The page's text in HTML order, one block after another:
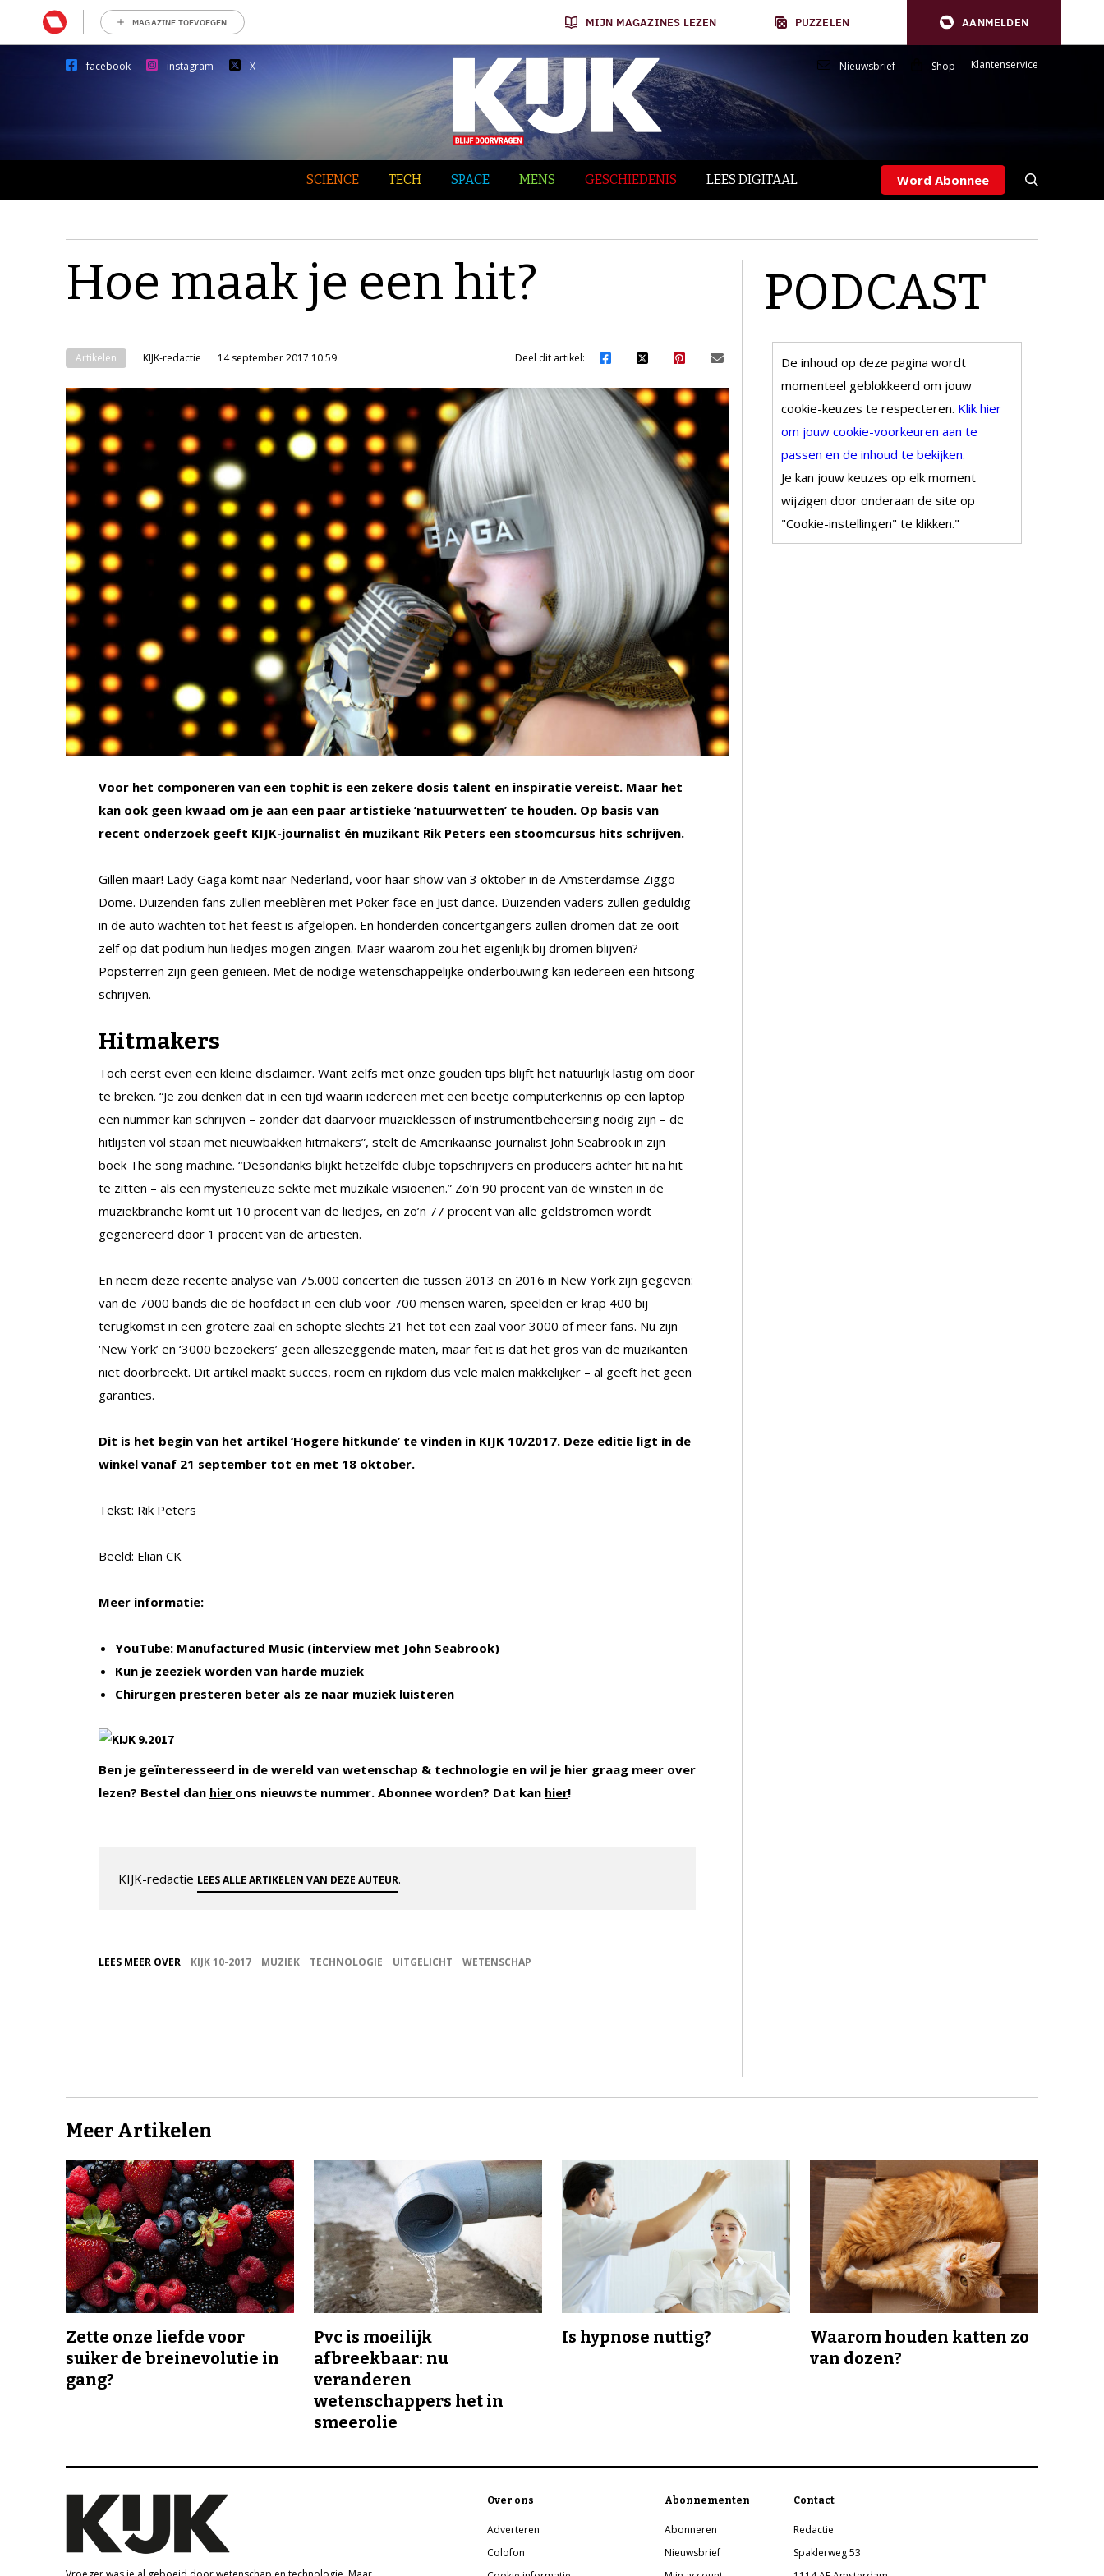
MAGAZINE TOEVOEGEN MIJN MAGAZINES LEZEN PUZZELEN AANMELDEN
facebook instagram X Nieuwsbrief Shop Klantenservice
SCIENCE TECH SPACE MENS GESCHIEDENIS LEES DIGITAAL Word Abonnee
Hoe maak je een hit?
Artikelen KIJK-redactie 14 september 2017 10:59 Deel dit artikel:
Voor het componeren van een tophit is een zekere dosis talent en inspiratie vereist. Maar het
kan ook geen kwaad om je aan een paar artistieke ‘natuurwetten’ te houden. Op basis van
recent onderzoek geeft KIJK-journalist én muzikant Rik Peters een stoomcursus hits schrijven.
Gillen maar! Lady Gaga komt naar Nederland, voor haar show van 3 oktober in de Amsterdamse Ziggo
Dome. Duizenden fans zullen meeblèren met Poker face en Just dance. Duizenden vaders zullen geduldig
in de auto wachten tot het feest is afgelopen. En honderden concertgangers zullen dromen dat ze ooit
zelf op dat podium hun liedjes mogen zingen. Maar waarom zou het eigenlijk bij dromen blijven?
Popsterren zijn geen genieën. Met de nodige wetenschappelijke onderbouwing kan iedereen een hitsong
schrijven.
Hitmakers
Toch eerst even een kleine disclaimer. Want zelfs met onze gouden tips blijft het natuurlijk lastig om door
te breken. “Je zou denken dat in een tijd waarin iedereen met een beetje computerkennis op een laptop
een nummer kan schrijven – zonder dat daarvoor muzieklessen of instrumentbeheersing nodig zijn – de
hitlijsten vol staan met nieuwbakken hitmakers”, stelt de Amerikaanse journalist John Seabrook in zijn
boek The song machine. “Desondanks blijkt hetzelfde clubje topschrijvers en producers achter hit na hit
te zitten – als een mysterieuze sekte met muzikale visioenen.” Zo’n 90 procent van de winsten in de
muziekbranche komt uit 10 procent van de liedjes, en zo’n 77 procent van alle geldstromen wordt
gegenereerd door 1 procent van de artiesten.
En neem deze recente analyse van 75.000 concerten die tussen 2013 en 2016 in New York zijn gegeven:
van de 7000 bands die de hoofdact in een club voor 700 mensen waren, speelden er krap 400 bij
terugkomst in een grotere zaal en schopte slechts 21 het tot een zaal voor 3000 of meer fans. Nu zijn
‘New York’ en ‘3000 bezoekers’ geen alleszeggende maten, maar feit is dat het gros van de muzikanten
niet doorbreekt. Dit artikel maakt succes, roem en rijkdom dus vele malen makkelijker – al geeft het geen
garanties.
Dit is het begin van het artikel ‘Hogere hitkunde’ te vinden in KIJK 10/2017. Deze editie ligt in de
winkel vanaf 21 september tot en met 18 oktober.
Tekst: Rik Peters
Beeld: Elian CK
Meer informatie:
YouTube: Manufactured Music (interview met John Seabrook)
Kun je zeeziek worden van harde muziek
Chirurgen presteren beter als ze naar muziek luisteren
Ben je geïnteresseerd in de wereld van wetenschap & technologie en wil je hier graag meer over
lezen? Bestel dan hier ons nieuwste nummer. Abonnee worden? Dat kan hier!
KIJK-redactie LEES ALLE ARTIKELEN VAN DEZE AUTEUR.
LEES MEER OVER KIJK 10-2017 MUZIEK TECHNOLOGIE UITGELICHT WETENSCHAP
PODCAST
De inhoud op deze pagina wordt
momenteel geblokkeerd om jouw
cookie-keuzes te respecteren. Klik hier
om jouw cookie-voorkeuren aan te
passen en de inhoud te bekijken.
Je kan jouw keuzes op elk moment
wijzigen door onderaan de site op
"Cookie-instellingen" te klikken."
Meer Artikelen
Zette onze liefde voor
suiker de breinevolutie in
gang?
Pvc is moeilijk
afbreekbaar: nu
veranderen
wetenschappers het in
smeerolie
Is hypnose nuttig?
Waarom houden katten zo
van dozen?
Over ons
Adverteren
Colofon
Abonnementen
Abonneren
Nieuwsbrief
Contact
Redactie
Spaklerweg 53